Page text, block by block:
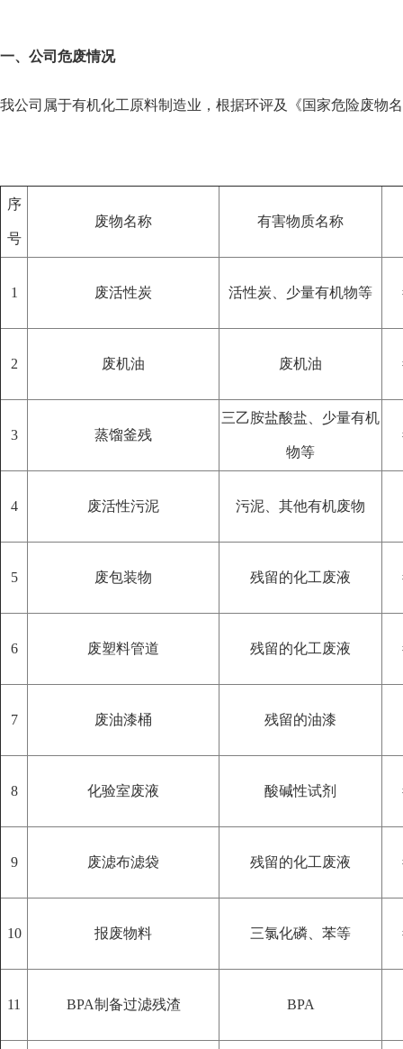
一、公司危废情况
我公司属于有机化工原料制造业，根据环评及《国家危险废物
序
号
废物名称 有害物质名称
1 废活性炭 活性炭、少量有机物等
2 废机油 废机油
3 蒸馏釜残
三乙胺盐酸盐、少量有机
物等
4 废活性污泥 污泥、其他有机废物
5 废包装物 残留的化工废液
6 废塑料管道 残留的化工废液
7 废油漆桶 残留的油漆
8 化验室废液 酸碱性试剂
9 废滤布滤袋 残留的化工废液
10 报废物料 三氯化磷、苯等
11 BPA制备过滤残渣 BPA